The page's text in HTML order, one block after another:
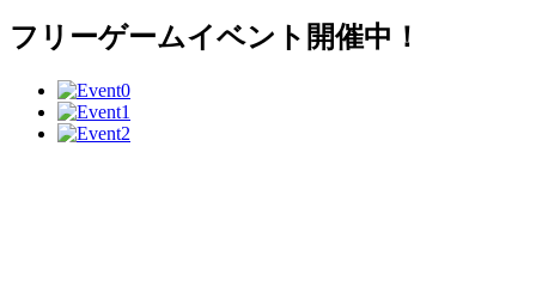
フリーゲームイベント開催中！